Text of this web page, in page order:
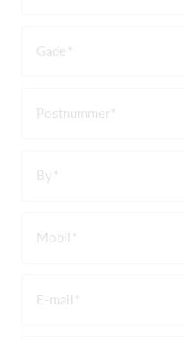
Gade
Postnummer
By
Mobil
E-mail